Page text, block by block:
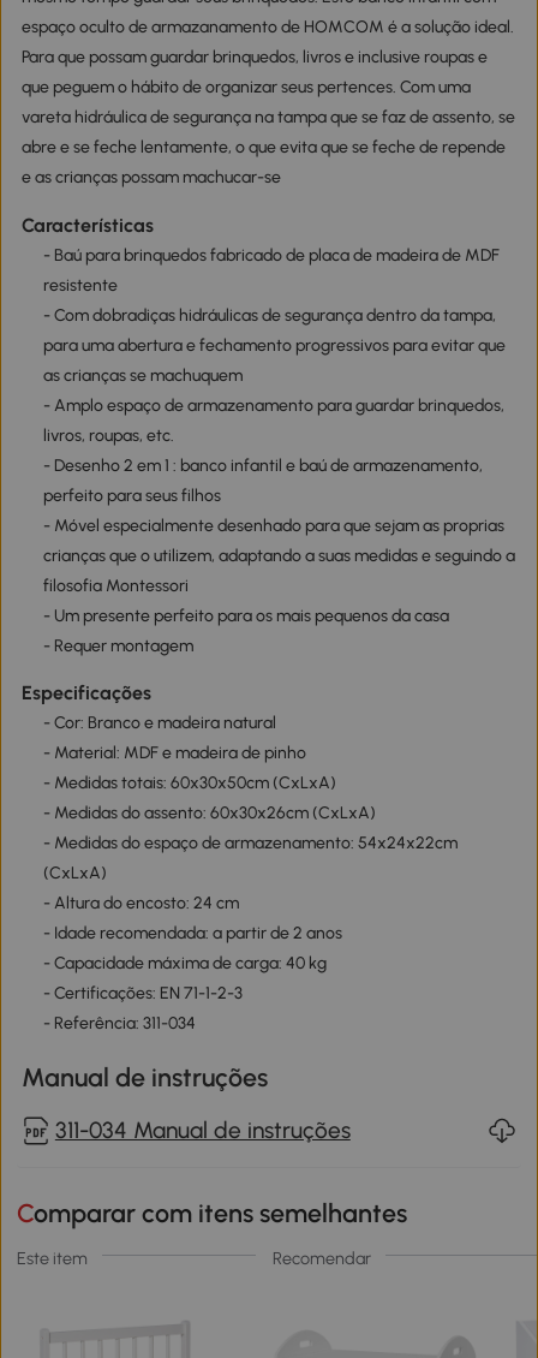
espaço oculto de armazanamento de HOMCOM é a solução ideal.
Para que possam guardar brinquedos, livros e inclusive roupas e
que peguem o hábito de organizar seus pertences. Com uma
vareta hidráulica de segurança na tampa que se faz de assento, se
abre e se feche lentamente, o que evita que se feche de repende
e as crianças possam machucar-se
Características
- Baú para brinquedos fabricado de placa de madeira de MDF
resistente
- Com dobradiças hidráulicas de segurança dentro da tampa,
para uma abertura e fechamento progressivos para evitar que
as crianças se machuquem
- Amplo espaço de armazenamento para guardar brinquedos,
livros, roupas, etc.
- Desenho 2 em 1 : banco infantil e baú de armazenamento,
perfeito para seus filhos
- Móvel especialmente desenhado para que sejam as proprias
crianças que o utilizem, adaptando a suas medidas e seguindo a
filosofia Montessori
- Um presente perfeito para os mais pequenos da casa
- Requer montagem
Especificações
- Cor: Branco e madeira natural
- Material: MDF e madeira de pinho
- Medidas totais: 60x30x50cm (CxLxA)
- Medidas do assento: 60x30x26cm (CxLxA)
- Medidas do espaço de armazenamento: 54x24x22cm
(CxLxA)
- Altura do encosto: 24 cm
- Idade recomendada: a partir de 2 anos
- Capacidade máxima de carga: 40 kg
- Certificações: EN 71-1-2-3
- Referência: 311-034
Manual de instruções
311-034 Manual de instruções
Comparar com itens semelhantes
Este item Recomendar